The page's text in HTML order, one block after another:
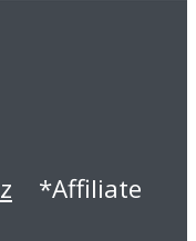
*Affiliate